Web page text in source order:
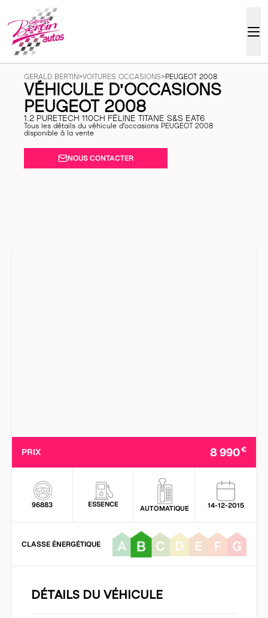
GERALD BERTIN>VOITURES OCCASIONS>PEUGEOT 2008
VÉHICULE D'OCCASIONS
PEUGEOT 2008
1.2 PURETECH 110CH FÉLINE TITANE S&S EAT6
Tous les détails du véhicule d'occasions PEUGEOT 2008
disponible à la vente
NOUS CONTACTER
PRIX 8 990€
96883 ESSENCE AUTOMATIQUE 14-12-2015
CLASSE ÉNERGÉTIQUE
DÉTAILS DU VÉHICULE